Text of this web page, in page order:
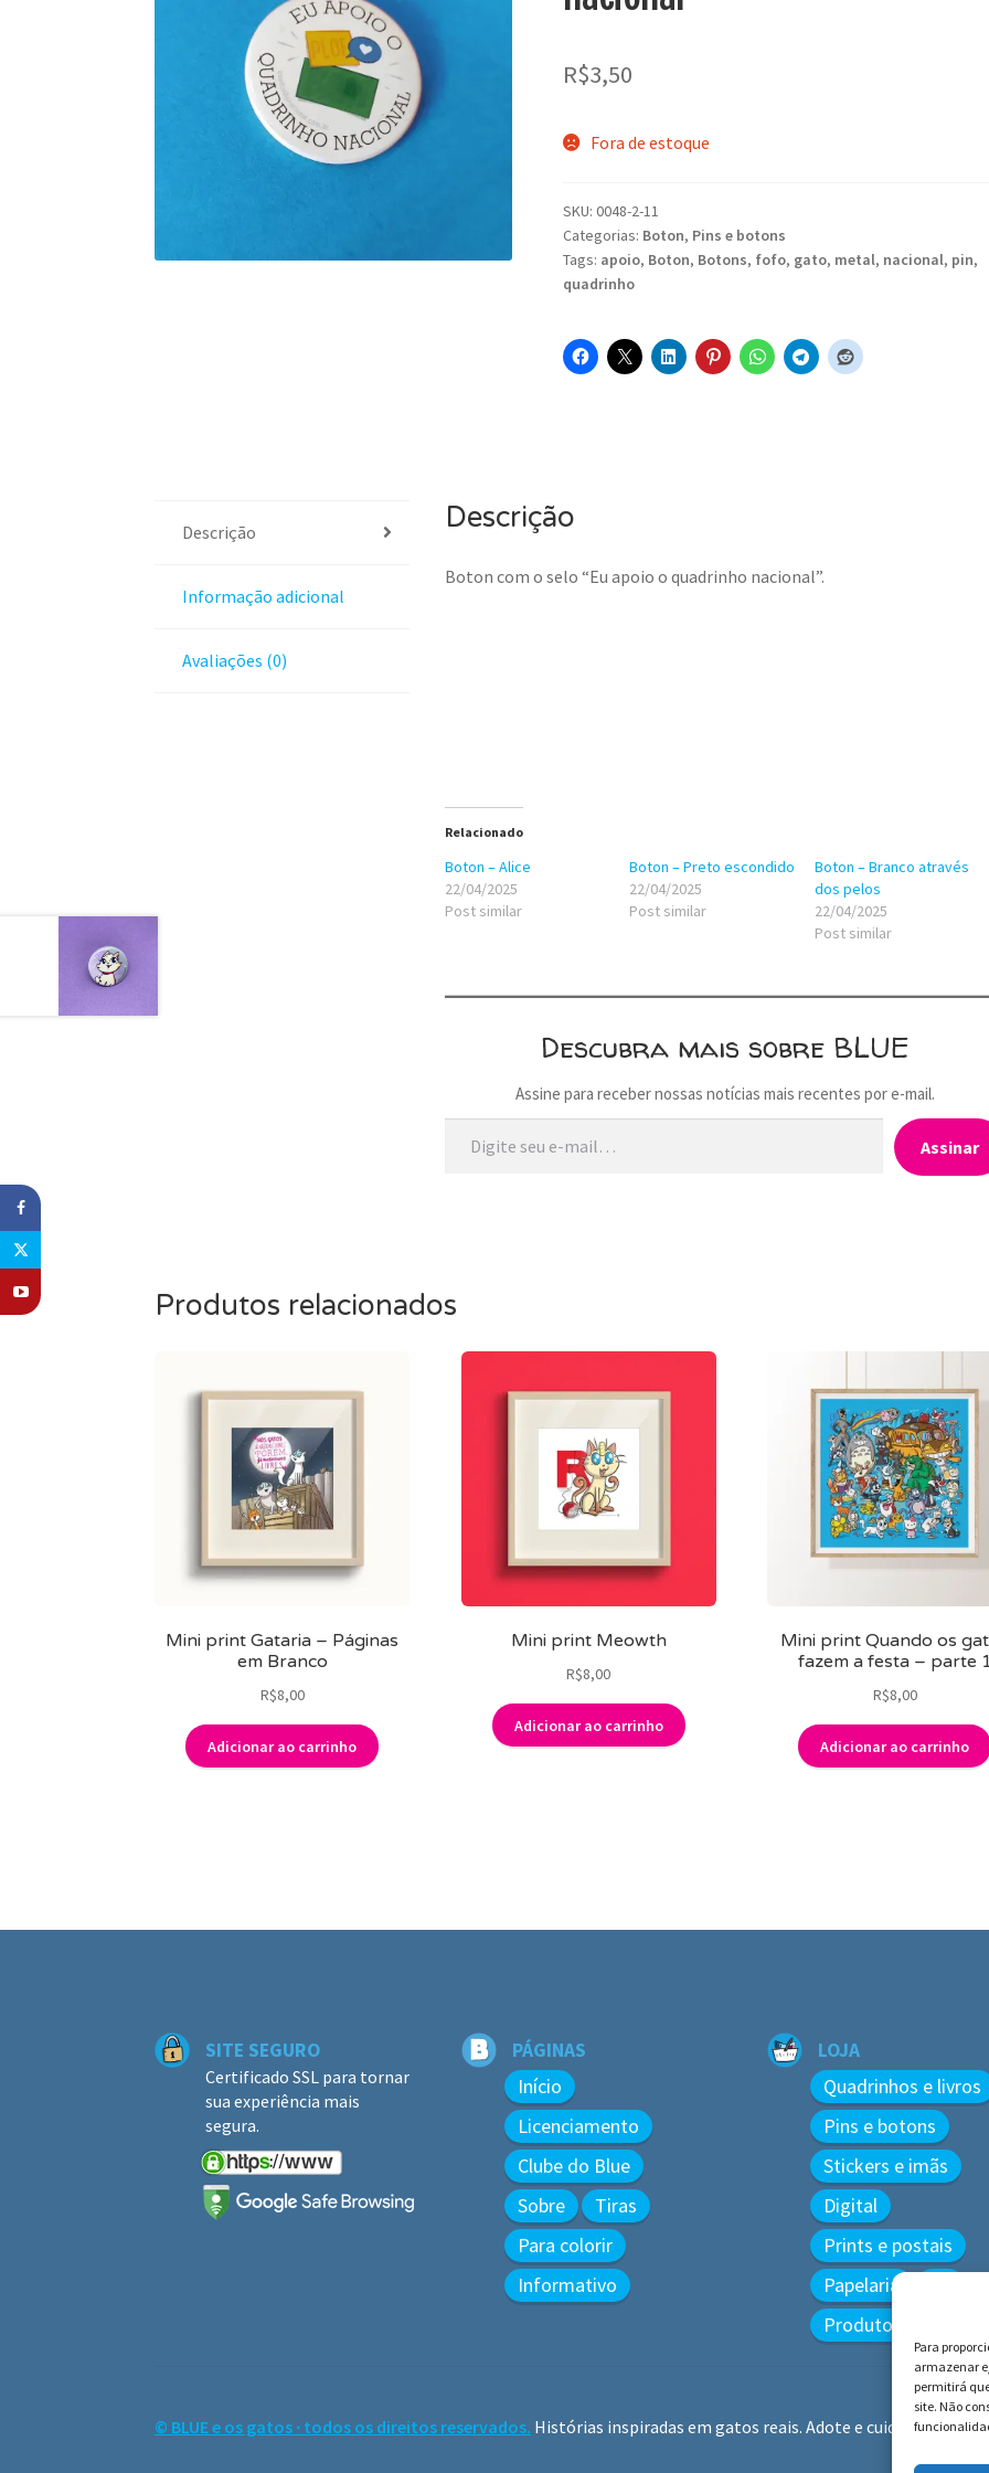
Para
armazenar
permitirá
site. Não
R$3,50
Fora de estoque
SKU:0048-2-11
Categorias: Boton, Pins e botons
Tags: apoio, Boton, Botons, fofo, gato, metal, nacional, pin,
quadrinho
Descrição
Informação adicional
Avaliações (0)
Descrição
Boton com o selo “Eu apoio o quadrinho nacional”.
Relacionado
Boton – Alice
22/04/2025
Post similar
Boton – Preto escondido
22/04/2025
Post similar
Boton – Branco através
dos pelos
22/04/2025
Post similar
Descubra mais sobre BLUE
Assine para receber nossas notícias mais recentes por e-mail.
Digite seu e-mail…
Assinar
Produtos relacionados
Mini print Gataria – Páginas
em Branco
R$8,00
Adicionar ao carrinho
Mini print Meowth
R$8,00
Adicionar ao carrinho
Mini print Quando os
fazem a festa – parte
R$8,00
Adicionar ao carrinho
SITE SEGURO
Certificado SSL para tornar
sua experiência mais
segura.
PÁGINAS
Início
Licenciamento
Clube do Blue
Sobre
Tiras
Para colorir
Informativo
LOJA
Quadrinhos e livros
Pins e botons
Stickers e imãs
Digital
Prints e postais
Papelaria
Produtos diversos
© BLUE e os gatos ∙ todos os direitos reservados. Histórias inspiradas em gatos reais. Adote e cuide dos gatos!